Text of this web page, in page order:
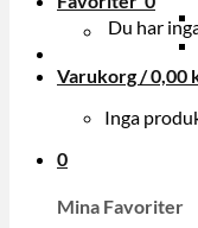
Du har
Varukorg /0,00
Inga
0
Mina Favoriter